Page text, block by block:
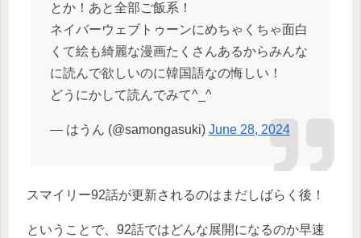
とか！あと全部ご飯系！
ネイバーウェブトゥーンにめちゃくちゃ面白
くて絵も綺麗な漫画たくさんあるからみんな
に読んで欲しいのに韓国語なの悔しい！
どうにかして読んでみて^_^
— はうん (@samongasuki) June 28, 2024
スマイリー92話が更新されるのはまだしばらく後！
ということで、92話ではどんな展開になるのか早速